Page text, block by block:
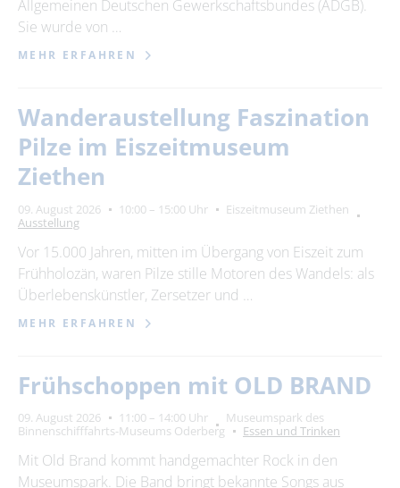
Allgemeinen Deutschen Gewerkschaftsbundes (ADGB).
Sie wurde von …
MEHR ERFAHREN
Wanderaustellung Faszination
Pilze im Eiszeitmuseum
Ziethen
09. August 2026 10:00 – 15:00 Uhr
Eiszeitmuseum Ziethen
Ausstellung
Vor 15.000 Jahren, mitten im Übergang von Eiszeit zum
Frühholozän, waren Pilze stille Motoren des Wandels: als
Überlebenskünstler, Zersetzer und …
MEHR ERFAHREN
Frühschoppen mit OLD BRAND
09. August 2026 11:00 – 14:00 Uhr
Museumspark des
Binnenschifffahrts-Museums Oderberg
Essen und Trinken
Mit Old Brand kommt handgemachter Rock in den
Museumspark. Die Band bringt bekannte Songs aus